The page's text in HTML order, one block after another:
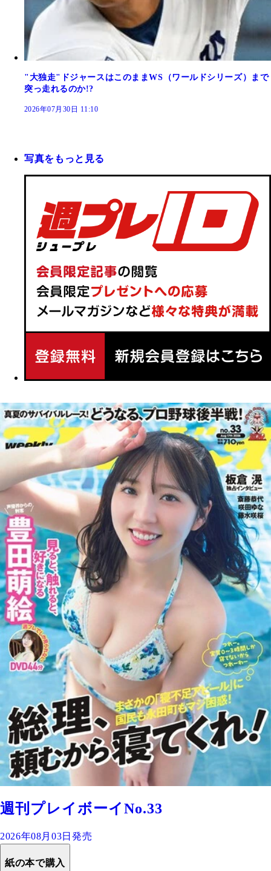
"大独走"ドジャースはこのままWS（ワールドシリーズ）まで
突っ走れるのか!?
2026年07月30日 11:10
写真をもっと見る
週刊プレイボーイNo.33
2026年08月03日発売
紙の本で購入